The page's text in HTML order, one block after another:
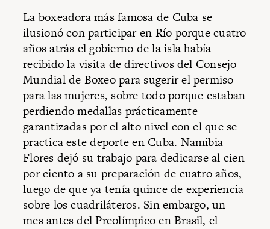
La boxeadora más famosa de Cuba se
ilusionó con participar en Río porque cuatro
años atrás el gobierno de la isla había
recibido la visita de directivos del Consejo
Mundial de Boxeo para sugerir el permiso
para las mujeres, sobre todo porque estaban
perdiendo medallas prácticamente
garantizadas por el alto nivel con el que se
practica este deporte en Cuba. Namibia
Flores dejó su trabajo para dedicarse al cien
por ciento a su preparación de cuatro años,
luego de que ya tenía quince de experiencia
sobre los cuadriláteros. Sin embargo, un
mes antes del Preolímpico en Brasil, el